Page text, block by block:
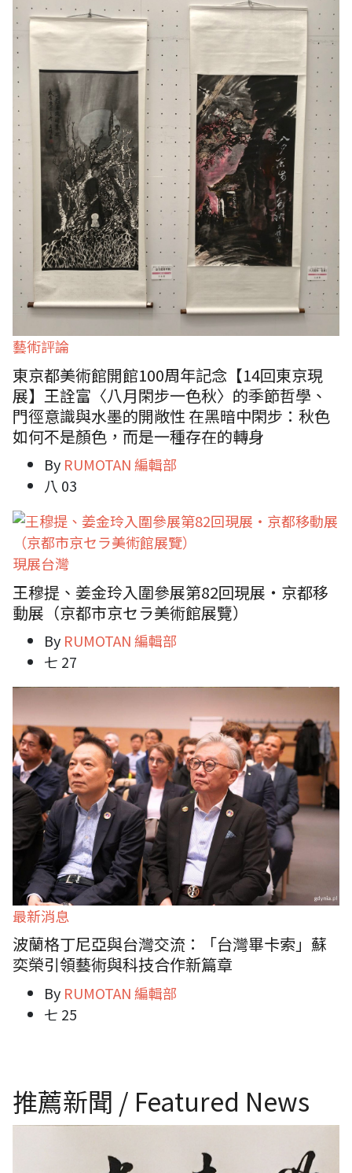
藝術評論
東京都美術館開館100周年記念【14回東京現
展】王詮富〈八月閑步一色秋〉的季節哲學、
門徑意識與水墨的開敞性 在黑暗中閑步：秋色
如何不是顏色，而是一種存在的轉身
By RUMOTAN 編輯部
八 03
現展台灣
王穆提、姜金玲入圍參展第82回現展・京都移
動展（京都市京セラ美術館展覽）
By RUMOTAN 編輯部
七 27
最新消息
波蘭格丁尼亞與台灣交流：「台灣畢卡索」蘇
奕榮引領藝術與科技合作新篇章
By RUMOTAN 編輯部
七 25
推薦新聞 / Featured News